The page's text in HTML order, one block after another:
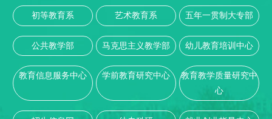
初等教育系 艺术教育系 五年一贯制大专部
公共教学部 马克思主义教学部 幼儿教育培训中心
教育信息服务中心 学前教育研究中心
教育教学质量研究中
心